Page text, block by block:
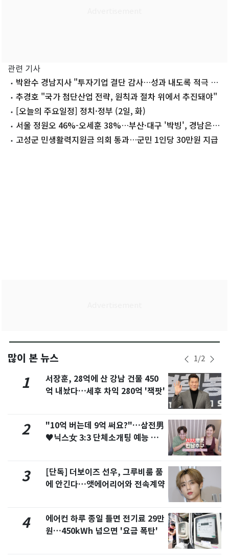
관련 기사
박완수 경남지사 "투자기업 결단 감사…성과 내도록 적극 지
원"추경호 "국가 첨단산업 전략, 원칙과 절차 위에서 추진돼야"
[오늘의 주요일정] 정치·정부 (2일, 화)
서울 정원오 46%-오세훈 38%…부산·대구 '박빙', 경남은
'접전'
고성군 민생활력지원금 의회 통과…군민 1인당 30만원 지급
많이 본 뉴스 1/2
1
서장훈, 28억에 산 강남 건물 450
억 내놨다…세후 차익 280억 '잭팟'
2
"10억 버는데 9억 써요?"…삼전男
♥닉스女 3:3 단체소개팅 예능 화
3
[단독] 더보이즈 선우, 그루비룸 품
에 안긴다…앳에어리어와 전속계약
4
에어컨 하루 종일 틀면 전기료 29만
원…450kWh 넘으면 '요금 폭탄'